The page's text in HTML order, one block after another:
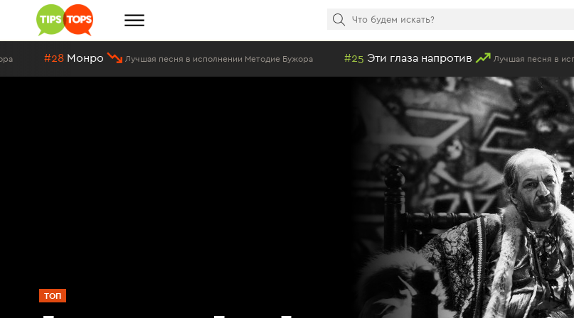
Лучшая песня в исполнении Методие Бужора #25 Эти глаза напротив Лучшая песня в исполнении Методие Бужора
ТОП